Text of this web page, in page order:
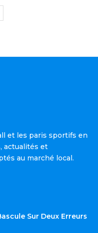
et les paris sportifs en
actualités et
au marché local.
Sur Deux Erreurs